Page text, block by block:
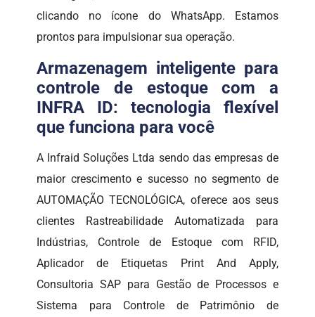
clicando no ícone do WhatsApp. Estamos
prontos para impulsionar sua operação.
Armazenagem inteligente para
controle de estoque com a
INFRA ID: tecnologia flexível
que funciona para você
A Infraid Soluções Ltda sendo das empresas de
maior crescimento e sucesso no segmento de
AUTOMAÇÃO TECNOLÓGICA, oferece aos seus
clientes Rastreabilidade Automatizada para
Indústrias, Controle de Estoque com RFID,
Aplicador de Etiquetas Print And Apply,
Consultoria SAP para Gestão de Processos e
Sistema para Controle de Patrimônio de